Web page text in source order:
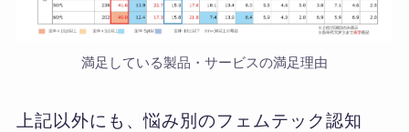
満足している製品・サービスの満足理由
上記以外にも、悩み別のフェムテック認知